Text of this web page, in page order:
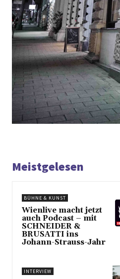
Meistgelesen
BÜHNE & KUNST
Wienlive macht jetzt
auch Podcast – mit
SCHNEIDER &
BRUSATTI ins
Johann-Strauss-Jahr
INTERVIEW